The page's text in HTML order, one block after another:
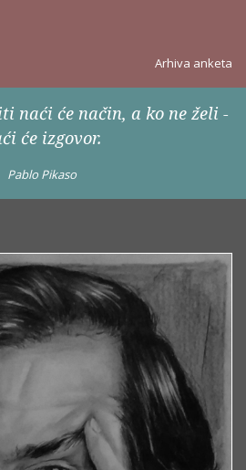
Arhiva anketa
naći će način, a ko ne želi -
će izgovor.
Pablo Pikaso